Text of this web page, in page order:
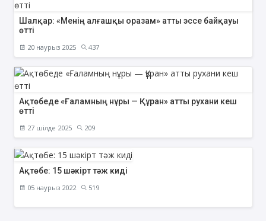
Шалқар: «Менің алғашқы оразам» атты эссе байқауы
өтті
20 наурыз 2025 437
Ақтөбеде «Ғаламның нұры — Құран» атты рухани кеш
өтті
27 шілде 2025 209
Ақтөбе: 15 шәкірт тәж киді
05 наурыз 2022 519